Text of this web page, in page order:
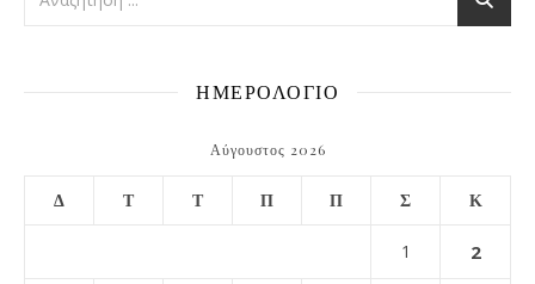
ΗΜΕΡΟΛΟΓΙΟ
Αύγουστος 2026
Δ Τ Τ Π Π Σ Κ
1 2